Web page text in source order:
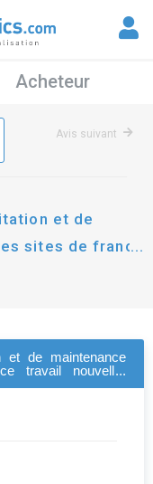
Acheteur
Avis suivant
et de
sites de france
et de maintenance
travail nouvelle-